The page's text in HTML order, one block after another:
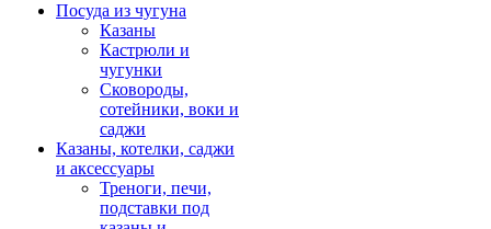
Посуда из чугуна
Казаны
Кастрюли и
чугунки
Сковороды,
сотейники, воки и
саджи
Казаны, котелки, саджи
и аксессуары
Треноги, печи,
подставки под